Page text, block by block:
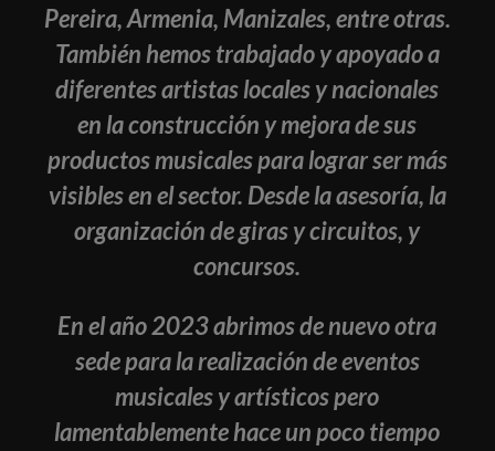
Pereira, Armenia, Manizales, entre otras.
También hemos trabajado y apoyado a
diferentes artistas locales y nacionales
en la construcción y mejora de sus
productos musicales para lograr ser más
visibles en el sector. Desde la asesoría, la
organización de giras y circuitos, y
concursos.
En el año 2023 abrimos de nuevo otra
sede para la realización de eventos
musicales y artísticos pero
lamentablemente hace un poco tiempo